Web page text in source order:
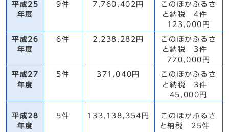
平成25
年度
9件 7,760,402円
このほかふるさ
と納税 4件
123,000円
平成26
年度
6件 2,238,282円
このほかふるさ
と納税 3件
770,000円
平成27
年度
5件 371,040円
このほかふるさ
と納税 3件
45,000円
平成28
年度
5件 133,138,354円
このほかふるさ
と納税 25件